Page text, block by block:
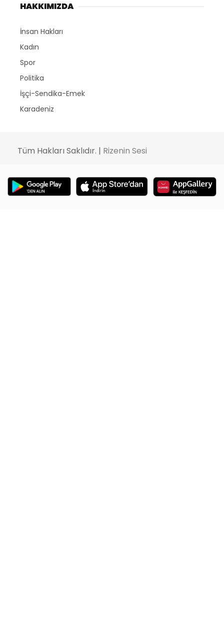
HAKKIMIZDA
İnsan Hakları
Kadın
Spor
Politika
İşçi-Sendika-Emek
Karadeniz
Tüm Hakları Saklıdır. | Rizenin Sesi